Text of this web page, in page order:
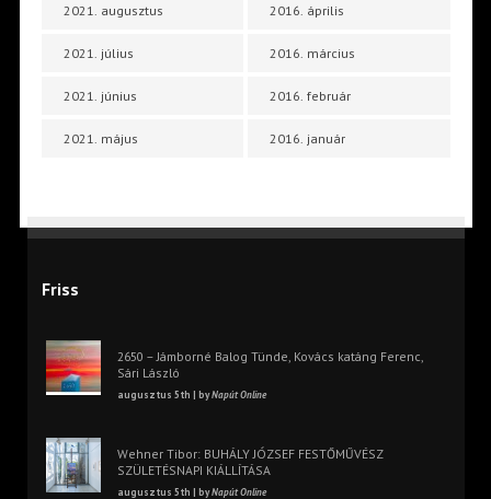
2021. augusztus
2021. július
2021. június
2021. május
2016. április
2016. március
2016. február
2016. január
Friss
2650 – Jámborné Balog Tünde, Kovács katáng Ferenc,
Sári László
augusztus 5th | byNapút Online
Wehner Tibor: BUHÁLY JÓZSEF FESTŐMŰVÉSZ
SZÜLETÉSNAPI KIÁLLÍTÁSA
augusztus 5th | byNapút Online